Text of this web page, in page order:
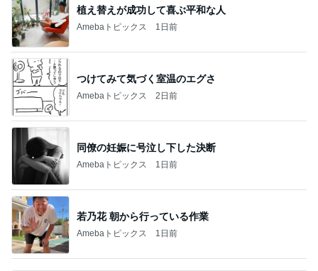
植え替えが成功して喜ぶ平和な人
Amebaトピックス 1日前
つけてみて気づく室温のエグさ
Amebaトピックス 2日前
同僚の妊娠に号泣し下した決断
Amebaトピックス 1日前
若乃花 朝から行っている作業
Amebaトピックス 1日前